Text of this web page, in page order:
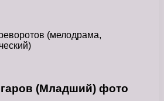
(мелодрама,
(Младший) фото